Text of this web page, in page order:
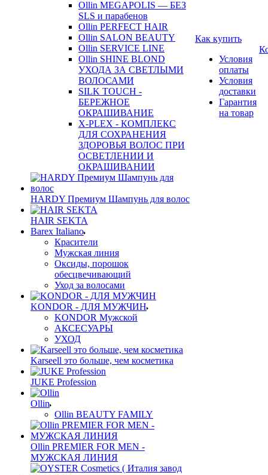
Ollin MEGAPOLIS — БЕЗ
SLS и парабенов
Ollin PERFECT HAIR
Ollin SALON BEAUTY
Ollin SERVICE LINE
Ollin SHINE BLOND
УХОДА ЗА СВЕТЛЫМИ
ВОЛОСАМИ
SILK TOUCH -
БЕРЕЖНОЕ
ОКРАШИВАНИЕ
X-PLEX - КОМПЛЕКС
ДЛЯ СОХРАНЕНИЯ
ЗДОРОВЬЯ ВОЛОС ПРИ
ОСВЕТЛЕНИИ И
ОКРАШИВАНИИ
HARDY Премиум Шампунь для волос
HAIR SEKTA
Barex Italiano
Красители
Мужская линия
Оксиды, порошок
обесцвечивающий
Уход за волосами
KONDOR - ДЛЯ МУЖЧИН
KONDOR Мужской
АКСЕСУАРЫ
УХОД
Karseell это больше, чем косметика
JUKE Profession
Ollin
Ollin BEAUTY FAMILY
Ollin PREMIER FOR MEN -
МУЖСКАЯ ЛИНИЯ
Как купить
Условия
оплаты
Условия
доставки
Гарантия
на товар